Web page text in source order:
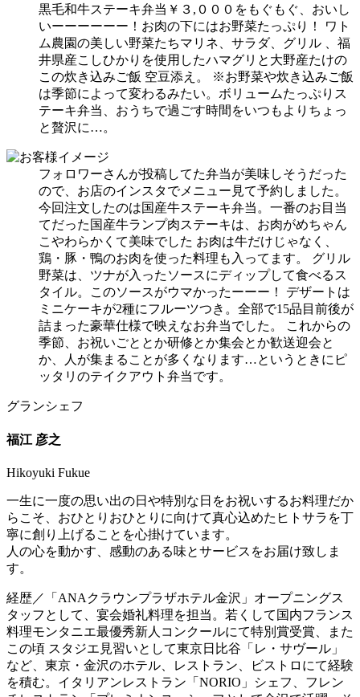
黒毛和牛ステーキ弁当￥３,０００をもぐもぐ、おいし
いーーーーーー！お肉の下にはお野菜たっぷり！ ワト
ム農園の美しい野菜たちマリネ、サラダ、グリル 、福
井県産こしひかりを使用したハマグリと大野産たけの
この炊き込みご飯 空豆添え。 ※お野菜や炊き込みご飯
は季節によって変わるみたい。ボリュームたっぷりス
テーキ弁当、おうちで過ごす時間をいつもよりちょっ
と贅沢に…。
フォロワーさんが投稿してた弁当が美味しそうだった
ので、お店のインスタでメニュー見て予約しました。
今回注文したのは国産牛ステーキ弁当。一番のお目当
てだった国産牛ランプ肉ステーキは、 お肉がめちゃん
こやわらかくて美味でした お肉は牛だけじゃなく、
鶏・豚・鴨のお肉を使った料理も入ってます。 グリル
野菜は、ツナが入ったソースにディップして食べるス
タイル。このソースがウマかったーーー！ デザートは
ミニケーキが2種にフルーツつき。全部で15品目前後が
詰まった豪華仕様で映えなお弁当でした。 これからの
季節、お祝いごととか研修とか集会とか歓送迎会と
か、人が集まることが多くなります…というときにピ
ッタリのテイクアウト弁当です。
グランシェフ
福江 彦之
Hikoyuki Fukue
一生に一度の思い出の日や特別な日をお祝いするお料理だか
らこそ、おひとりおひとりに向けて真心込めたヒトサラを丁
寧に創り上げることを心掛けています。
人の心を動かす、感動のある味とサービスをお届け致しま
す。
経歴／「ANAクラウンプラザホテル金沢」オープニングス
タッフとして、宴会婚礼料理を担当。若くして国内フランス
料理モンタニエ最優秀新人コンクールにて特別賞受賞、また
この頃 スタジエ見習いとして東京日比谷「レ・サヴール」
など、東京・金沢のホテル、レストラン、ビストロにて経験
を積む。イタリアンレストラン「NORIO」シェフ、フレン